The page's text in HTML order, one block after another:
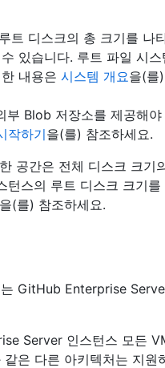
트 디스크의 총 크기를 나
있습니다. 루트 파일 시
내용은 시스템 개요을(를
Blob 저장소를 제공해야
작하기을(를) 참조하세요.
공간은 전체 디스크 크기
턴스의 루트 디스크 크기
을(를) 참조하세요.
GitHub Enterprise
Server 인스턴스 모든
은 다른 아키텍처는 지원